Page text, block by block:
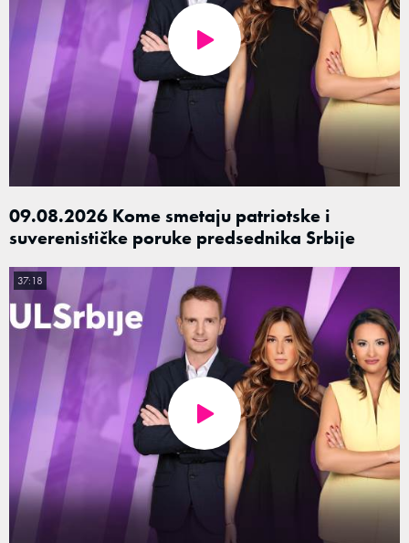
09.08.2026 Kome smetaju patriotske i
suverenističke poruke predsednika Srbije
37:18